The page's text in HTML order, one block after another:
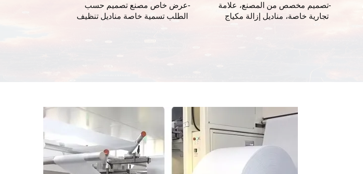
شعار مخصص للاستخدام النسائي
الحد الأدنى للكمية 10000 عبوة
الفندقية والمطاعم والسفر بكمية
طلب دنيا 10000 عبوة
تصميم مخصص من المصنع، علامة
تجارية خاصة، مناديل إزالة مكياج
عرض خاص مصنع تصميم حسب
الطلب تسمية خاصة مناديل تنظيف